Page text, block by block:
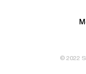
© 2022